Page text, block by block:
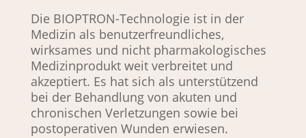
Die BIOPTRON-Technologie ist in der
Medizin als benutzerfreundliches,
wirksames und nicht pharmakologisches
Medizinprodukt weit verbreitet und
akzeptiert. Es hat sich als unterstützend
bei der Behandlung von akuten und
chronischen Verletzungen sowie bei
postoperativen Wunden erwiesen.